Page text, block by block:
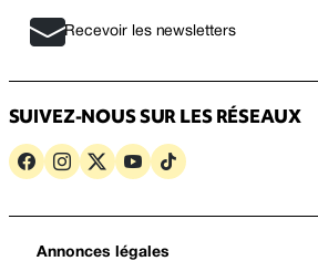
Recevoir les newsletters
SUIVEZ-NOUS SUR LES RÉSEAUX
Annonces légales